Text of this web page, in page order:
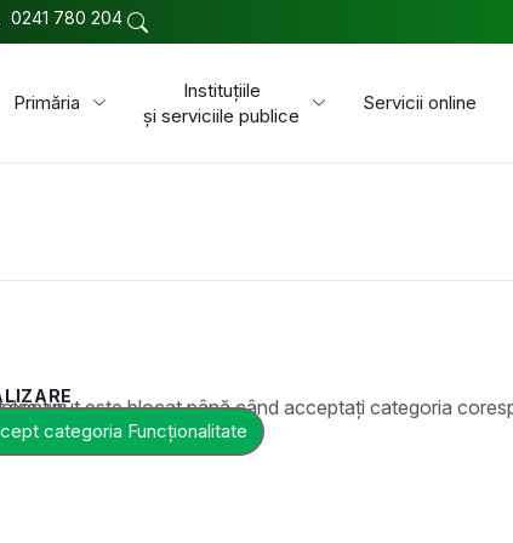
0241 780 204
Primăria
Instituțiile
și serviciile publice
Servicii online
categoria corespunzătoare de cookie-uri.
categoria Funcționalitate